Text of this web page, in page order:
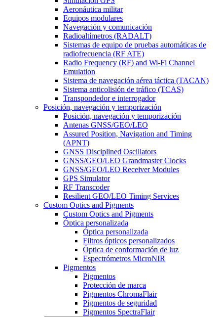
Aeronáutica militar
Equipos modulares
Navegación y comunicación
Radioaltímetros (RADALT)
Sistemas de equipo de pruebas automáticas de
radiofrecuencia (RF ATE)
Radio Frequency (RF) and Wi-Fi Channel
Emulation
Sistema de navegación aérea táctica (TACAN)
Sistema anticolisión de tráfico (TCAS)
Transpondedor e interrogador
Posición, navegación y temporización
Posición, navegación y temporización
Antenas GNSS/GEO/LEO
Assured Position, Navigation and Timing
(APNT)
GNSS Disciplined Oscillators
GNSS/GEO/LEO Grandmaster Clocks
GNSS/GEO/LEO Receiver Modules
GPS Simulator
RF Transcoder
Resilient GEO/LEO Timing Services
Custom Optics and Pigments
Custom Optics and Pigments
Óptica personalizada
Óptica personalizada
Filtros ópticos personalizados
Óptica de conformación de luz
Espectrómetros MicroNIR
Pigmentos
Pigmentos
Protección de marca
Pigmentos ChromaFlair
Pigmentos de seguridad
Pigmentos SpectraFlair